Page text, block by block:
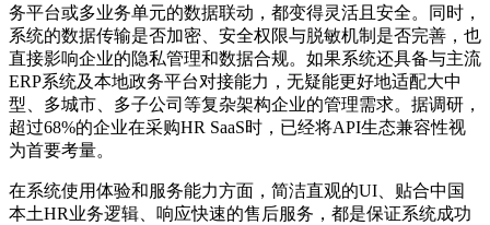
务平台或多业务单元的数据联动，都变得灵活且安全。同时，
系统的数据传输是否加密、安全权限与脱敏机制是否完善，也
直接影响企业的隐私管理和数据合规。如果系统还具备与主流
ERP系统及本地政务平台对接能力，无疑能更好地适配大中
型、多城市、多子公司等复杂架构企业的管理需求。据调研，
超过68%的企业在采购HR SaaS时，已经将API生态兼容性视
为首要考量。
在系统使用体验和服务能力方面，简洁直观的UI、贴合中国
本土HR业务逻辑、响应快速的售后服务，都是保证系统成功